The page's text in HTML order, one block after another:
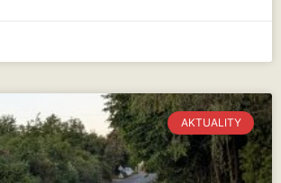
AKTUALITY